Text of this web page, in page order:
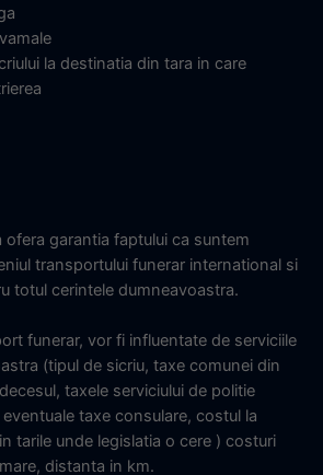
la destinatia din tara in care
ofera garantia faptului ca suntem
transportului funerar international si
totul cerintele dumneavoastra.
funerar, vor fi influentate de serviciile
(tipul de sicriu, taxe comunei din
taxele serviciului de politie
taxe consulare, costul la
tarile unde legislatia o cere ) costuri
distanta in km.